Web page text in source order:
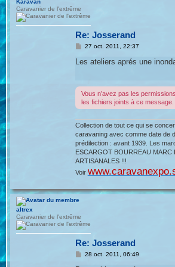
Caravanier de l'extrême
Re: Josserand
M
s
e
27 oct. 2011, 22:37
Les ateliers aprés une
Vous n’avez pas les
les fichiers joints à ce message.
Collection de tout ce qui se
caravaning avec comme date de
prédilection : avant 1939. Les
ESCARGOT BOURREAU MARC
ARTISANALES !!!
Voir
altrex
Caravanier de l'extrême
Re: Josserand
M28 oct. 2011, 06:49